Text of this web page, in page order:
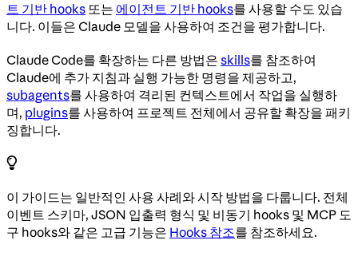
트 기반 hooks 또는 에이전트 기반 hooks를 사용할 수도 있습
니다. 이들은 Claude 모델을 사용하여 조건을 평가합니다.
Claude Code를 확장하는 다른 방법은 skills를 참조하여
Claude에 추가 지침과 실행 가능한 명령을 제공하고,
subagents를 사용하여 격리된 컨텍스트에서 작업을 실행하
며, plugins를 사용하여 프로젝트 전체에서 공유할 확장을 패키
징합니다.
이 가이드는 일반적인 사용 사례와 시작 방법을 다룹니다. 전체
이벤트 스키마, JSON 입출력 형식 및 비동기 hooks 및 MCP 도
구 hooks와 같은 고급 기능은 Hooks 참조를 참조하세요.